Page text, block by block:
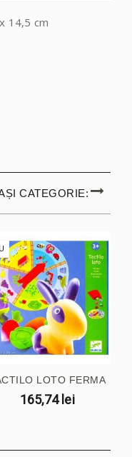
14,5 cm
CATEGORIE:
LOTO FERMA
165,74 lei